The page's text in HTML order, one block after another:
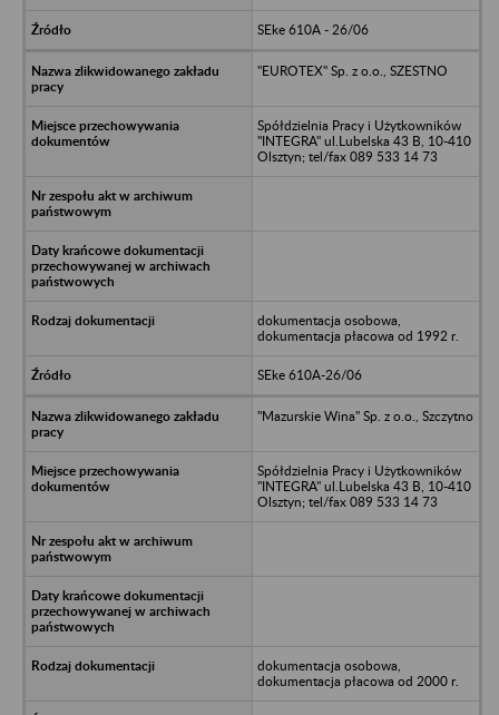
SEke 610A - 26/06
"EUROTEX" Sp. z o.o., SZESTNO
Spółdzielnia Pracy i Użytkowników
"INTEGRA" ul.Lubelska 43 B, 10-410
Olsztyn; tel/fax 089 533 14 73
dokumentacja osobowa,
dokumentacja płacowa od 1992 r.
SEke 610A-26/06
"Mazurskie Wina" Sp. z o.o., Szczytno
Spółdzielnia Pracy i Użytkowników
"INTEGRA" ul.Lubelska 43 B, 10-410
Olsztyn; tel/fax 089 533 14 73
dokumentacja osobowa,
dokumentacja płacowa od 2000 r.